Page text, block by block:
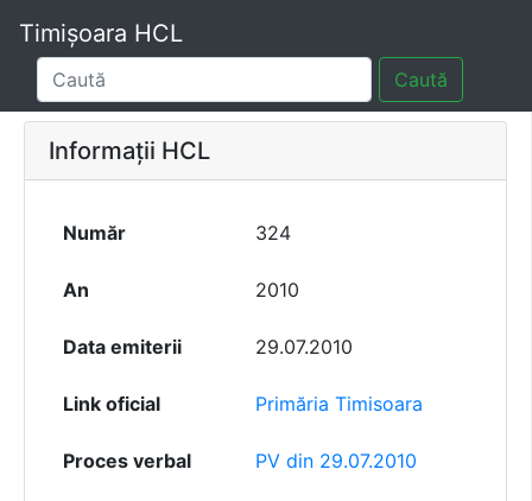
Timișoara HCL
Caută
Informații HCL
Număr 324
An 2010
Data emiterii 29.07.2010
Link oficial Primăria Timisoara
Proces verbal PV din 29.07.2010